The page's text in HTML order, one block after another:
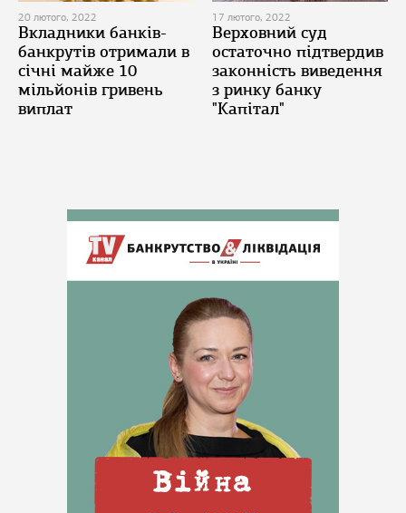
20 лютого, 2022
Вкладники банків-
банкрутів отримали в
січні майже 10
мільйонів гривень
виплат
17 лютого, 2022
Верховний суд
остаточно підтвердив
законність виведення
з ринку банку
"Капітал"